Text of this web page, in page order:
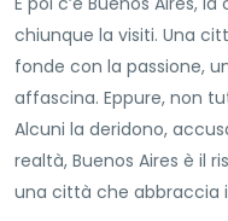
chiunque la visiti. Una
fonde con la passione,
affascina. Eppure, non
Alcuni la deridono,
realtà, Buenos Aires è il
una città che abbraccia